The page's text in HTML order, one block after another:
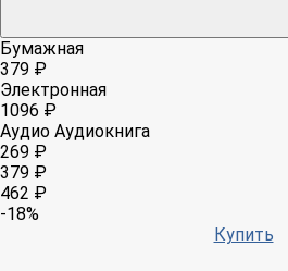
Бумажная
379 ₽
Электронная
1096 ₽
Аудио Аудиокнига
269 ₽
379 ₽
462 ₽
-18%
Купить